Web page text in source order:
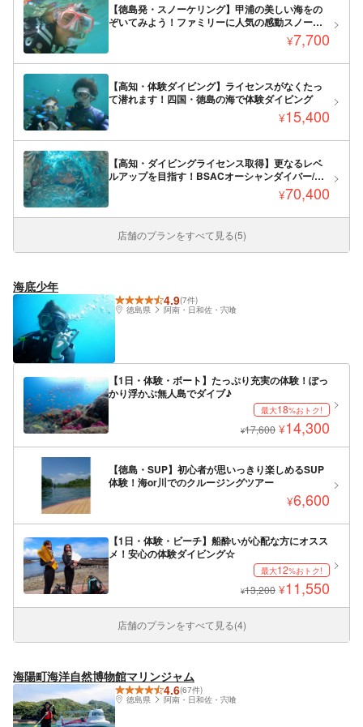
【徳島発・スノーケリング】甲浦の美しい海をの
ぞいてみよう！ファミリーに人気の感動スノーケ
¥7,700
【高知・体験ダイビング】ライセンスがなくたっ
て潜れます！四国・徳島の海で体験ダイビング
¥15,400
【高知・ダイビングライセンス取得】更なるレベ
ルアップを目指す！BSACオーシャンダイバー/SSI
¥70,400
店舗のプランをすべて見る(5)
海底少年
4.9(7件)
徳島県
阿南・日和佐・宍喰
【1日・体験・ボート】たっぷり充実の体験！ぽっ
かり浮かぶ無人島でダイブ♪
最大18%おトク!
¥17,600 ¥14,300
【徳島・SUP】初心者が思いっきり楽しめるSUP
体験！海or川でのクルージングツアー
¥6,600
【1日・体験・ビーチ】船酔いが心配な方にオスス
メ！安心の体験ダイビング☆
最大12%おトク!
¥13,200 ¥11,550
店舗のプランをすべて見る(4)
海陽町海洋自然博物館マリンジャム
4.6(67件)
徳島県
阿南・日和佐・宍喰